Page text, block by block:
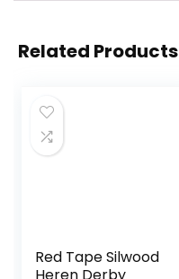
Related Products
Red Tape Silwood